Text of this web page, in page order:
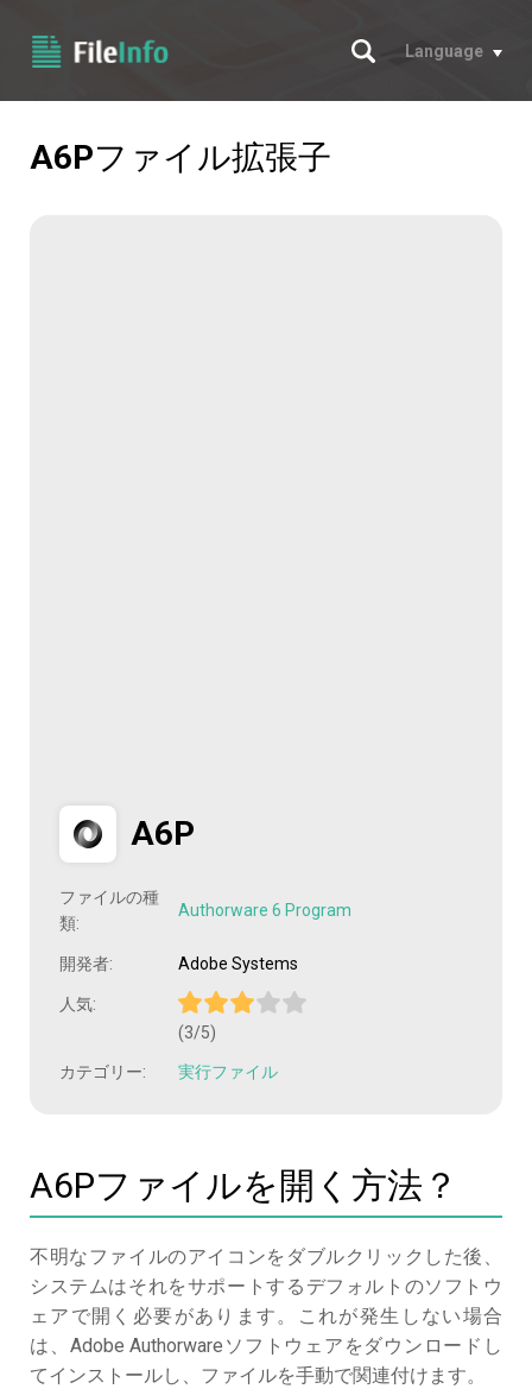
サーチ
Language
A6Pファイル拡張子
A6P
ファイルの種
類:
Authorware 6 Program
開発者: Adobe Systems
人気:
(3/5)
カテゴリー: 実行ファイル
A6Pファイルを開く方法？
不明なファイルのアイコンをダブルクリックした後、
システムはそれをサポートするデフォルトのソフトウ
ェアで開く必要があります。これが発生しない場合
は、Adobe Authorwareソフトウェアをダウンロードし
てインストールし、ファイルを手動で関連付けます。